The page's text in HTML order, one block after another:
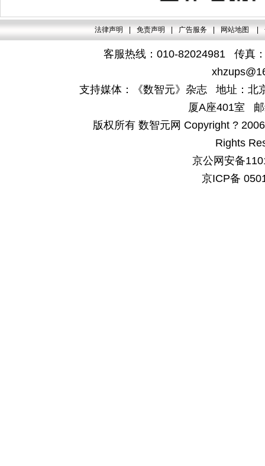
法律声明 免责声明 广告服务 网站地图
客服热线：010-82024981 传真
支持媒体：《数智元》杂志 地址：北
厦A座401室
版权所有 数智元网 Copyright ?
Rights
京公网安备
京ICP备